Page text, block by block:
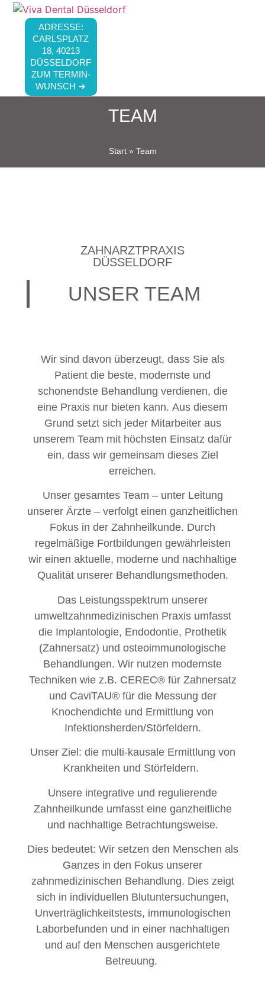
ADRESSE:
CARLSPLATZ
18, 40213
DÜSSELDORF
ZUM TERMIN-
WUNSCH ➜
TEAM
Start» Team
ZAHNARZTPRAXIS
DÜSSELDORF
UNSER TEAM
Wir sind davon überzeugt, dass Sie als
Patient die beste, modernste und
schonendste Behandlung verdienen, die
eine Praxis nur bieten kann. Aus diesem
Grund setzt sich jeder Mitarbeiter aus
unserem Team mit höchsten Einsatz dafür
ein, dass wir gemeinsam dieses Ziel
erreichen.
Unser gesamtes Team – unter Leitung
unserer Ärzte – verfolgt einen ganzheitlichen
Fokus in der Zahnheilkunde. Durch
regelmäßige Fortbildungen gewährleisten
wir einen aktuelle, moderne und nachhaltige
Qualität unserer Behandlungsmethoden.
Das Leistungsspektrum unserer
umweltzahnmedizinischen Praxis umfasst
die Implantologie, Endodontie, Prothetik
(Zahnersatz) und osteoimmunologische
Behandlungen. Wir nutzen modernste
Techniken wie z.B. CEREC® für Zahnersatz
und CaviTAU® für die Messung der
Knochendichte und Ermittlung von
Infektionsherden/Störfeldern.
Unser Ziel: die multi-kausale Ermittlung von
Krankheiten und Störfeldern.
Unsere integrative und regulierende
Zahnheilkunde umfasst eine ganzheitliche
und nachhaltige Betrachtungsweise.
Dies bedeutet: Wir setzen den Menschen als
Ganzes in den Fokus unserer
zahnmedizinischen Behandlung. Dies zeigt
sich in individuellen Blutuntersuchungen,
Unverträglichkeitstests, immunologischen
Laborbefunden und in einer nachhaltigen
und auf den Menschen ausgerichtete
Betreuung.